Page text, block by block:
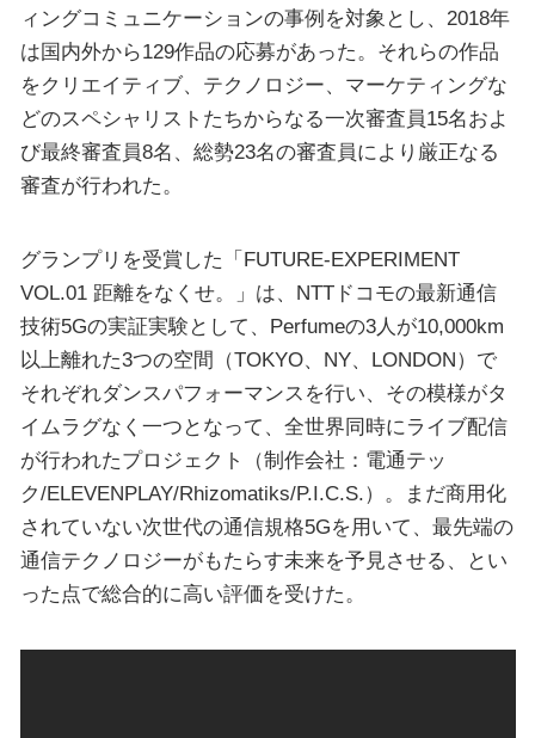
ィングコミュニケーションの事例を対象とし、2018年
は国内外から129作品の応募があった。それらの作品
をクリエイティブ、テクノロジー、マーケティングな
どのスペシャリストたちからなる一次審査員15名およ
び最終審査員8名、総勢23名の審査員により厳正なる
審査が行われた。
グランプリを受賞した「FUTURE-EXPERIMENT
VOL.01 距離をなくせ。」は、NTTドコモの最新通信
技術5Gの実証実験として、Perfumeの3人が10,000km
以上離れた3つの空間（TOKYO、NY、LONDON）で
それぞれダンスパフォーマンスを行い、その模様がタ
イムラグなく一つとなって、全世界同時にライブ配信
が行われたプロジェクト（制作会社：電通テッ
ク/ELEVENPLAY/Rhizomatiks/P.I.C.S.）。まだ商用化
されていない次世代の通信規格5Gを用いて、最先端の
通信テクノロジーがもたらす未来を予見させる、とい
った点で総合的に高い評価を受けた。